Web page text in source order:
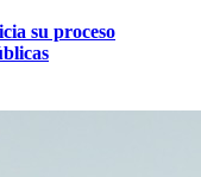
su proceso